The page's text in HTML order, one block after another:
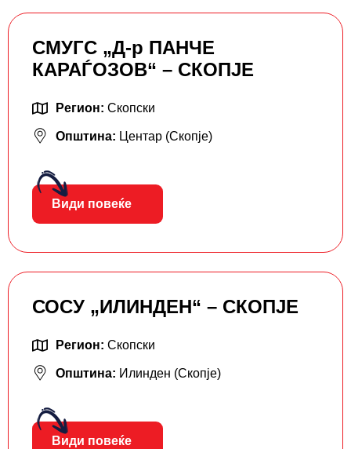
СМУГС „Д-р ПАНЧЕ
КАРАЃОЗОВ“ – СКОПЈЕ
Регион: Скопски
Општина: Центар (Скопје)
Види повеќе
СОСУ „ИЛИНДЕН“ – СКОПЈЕ
Регион: Скопски
Општина: Илинден (Скопје)
Види повеќе